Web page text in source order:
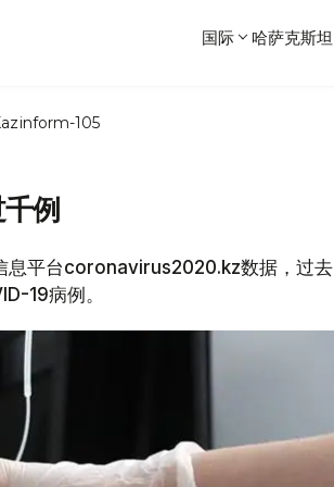
国际 哈萨克斯坦
105
例
息平台coronavirus2020.kz数据，过去
19病例。